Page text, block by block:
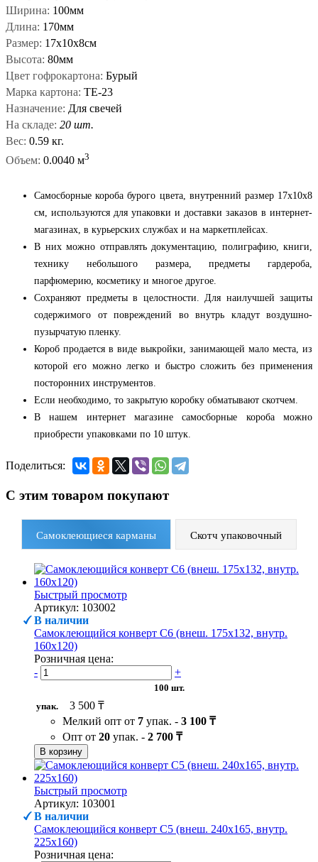
Ширина: 100мм
Длина: 170мм
Размер: 17х10х8см
Высота: 80мм
Цвет гофрокартона: Бурый
Марка картона: ТЕ-23
Назначение: Для свечей
На складе: 20 шт.
Вес: 0.59 кг.
Объем: 0.0040 м3
Самосборные короба бурого цвета, внутренний размер 17x10x8
см, используются для упаковки и доставки заказов в интернет-
магазинах, в курьерских службах и на маркетплейсах.
В них можно отправлять документацию, полиграфию, книги,
технику небольшого размера, предметы гардероба,
парфюмерию, косметику и многое другое.
Сохраняют предметы в целостности. Для наилучшей защиты
содержимого от повреждений во внутрь кладут воздушно-
пузырчатую пленку.
Короб продается в виде выкройки, занимающей мало места, из
которой его можно легко и быстро сложить без применения
посторонних инструментов.
Если необходимо, то закрытую коробку обматывают скотчем.
В нашем интернет магазине самосборные короба можно
приобрести упаковками по 10 штук.
Поделиться:
С этим товаром покупают
Самоклеющиеся карманы Скотч упаковочный
Быстрый просмотр
Артикул: 103002
В наличии
Самоклеющийся конверт С6 (внеш. 175х132, внутр.
160х120)
Розничная цена:
-
+
100 шт.
упак.
3 500 ₸
Мелкий опт от 7 упак. - 3 100 ₸
Опт от 20 упак. - 2 700 ₸
В корзину
Быстрый просмотр
Артикул: 103001
В наличии
Самоклеющийся конверт С5 (внеш. 240х165, внутр.
225х160)
Розничная цена: